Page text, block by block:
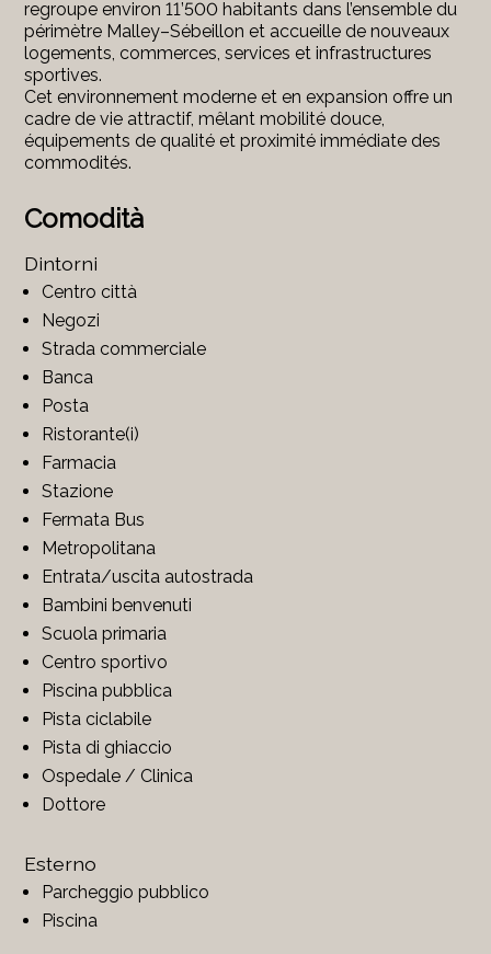
regroupe environ 11’500 habitants dans l’ensemble du
périmètre Malley–Sébeillon et accueille de nouveaux
logements, commerces, services et infrastructures
sportives.
Cet environnement moderne et en expansion offre un
cadre de vie attractif, mêlant mobilité douce,
équipements de qualité et proximité immédiate des
commodités.
Comodità
Dintorni
Centro città
Negozi
Strada commerciale
Banca
Posta
Ristorante(i)
Farmacia
Stazione
Fermata Bus
Metropolitana
Entrata/uscita autostrada
Bambini benvenuti
Scuola primaria
Centro sportivo
Piscina pubblica
Pista ciclabile
Pista di ghiaccio
Ospedale / Clinica
Dottore
Esterno
Parcheggio pubblico
Piscina